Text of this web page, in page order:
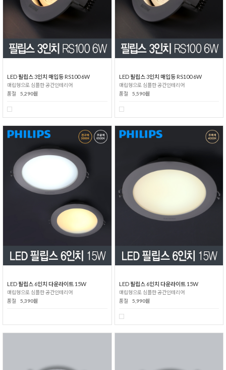
LED 필립스 3인치 매입등 RS100 6W
매립형으로 심플한 공간인테리어
품절
5,290원
LED 필립스 3인치 매입등 RS100 6W
매립형으로 심플한 공간인테리어
품절
5,590원
LED 필립스 6인치 다운라이트 15W
매립형으로 심플한 공간인테리어
품절
5,390원
LED 필립스 6인치 다운라이트 15W
매립형으로 심플한 공간인테리어
품절
5,990원